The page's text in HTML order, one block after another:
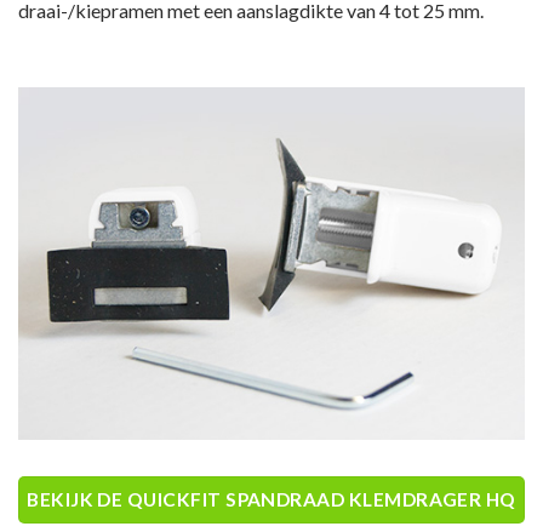
draai-/kiepramen met een aanslagdikte van 4 tot 25 mm.
BEKIJK DE QUICKFIT SPANDRAAD KLEMDRAGER HQ